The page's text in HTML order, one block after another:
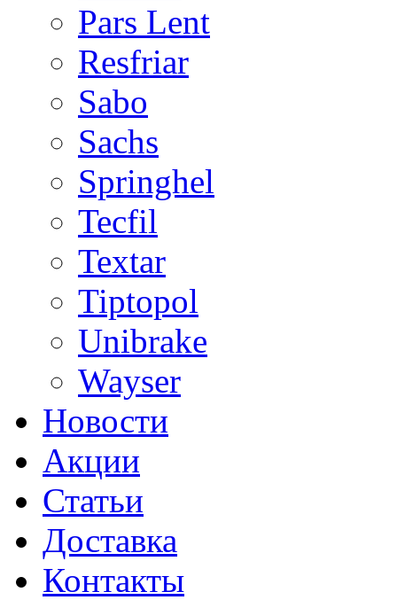
Pars Lent
Resfriar
Sabo
Sachs
Springhel
Tecfil
Textar
Tiptopol
Unibrake
Wayser
Новости
Акции
Статьи
Доставка
Контакты